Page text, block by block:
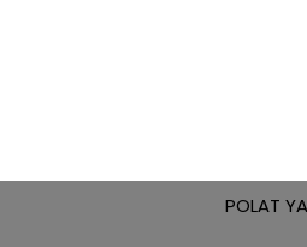
POLAT